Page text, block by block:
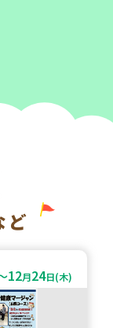
ど
12月24日(木)